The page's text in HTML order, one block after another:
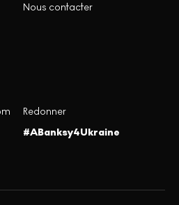
Nous contacter
Redonner
#ABanksy4Ukraine